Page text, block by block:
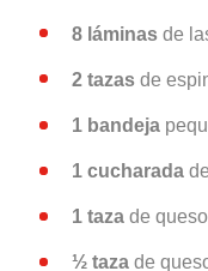
8 láminas de
2 tazas de
1 bandeja
1 cucharada
1 taza de
½ tazade